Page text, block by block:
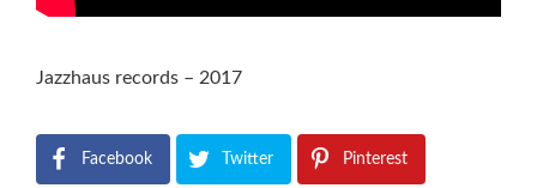
Jazzhaus records – 2017
Facebook Twitter Pinterest